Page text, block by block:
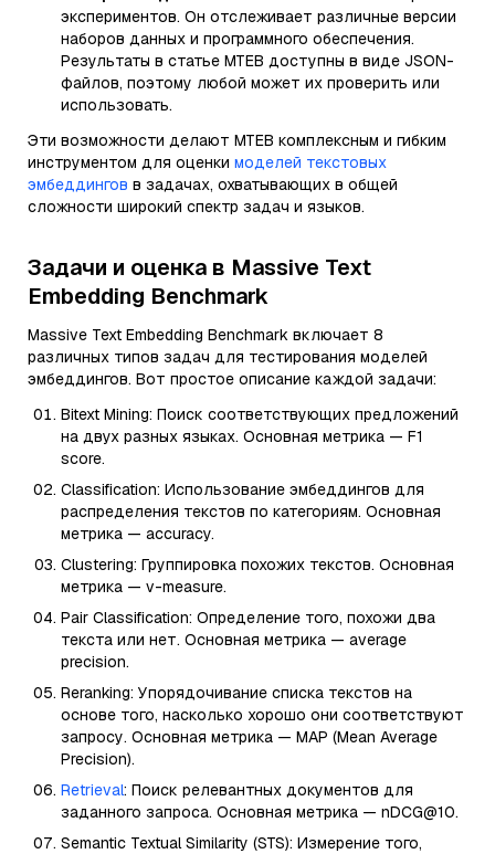
экспериментов. Он отслеживает различные версии
наборов данных и программного обеспечения.
Результаты в статье MTEB доступны в виде JSON-
файлов, поэтому любой может их проверить или
использовать.
Эти возможности делают MTEB комплексным и гибким
инструментом для оценки моделей текстовых
эмбеддингов в задачах, охватывающих в общей
сложности широкий спектр задач и языков.
Задачи и оценка в Massive Text
Embedding Benchmark
Massive Text Embedding Benchmark включает 8
различных типов задач для тестирования моделей
эмбеддингов. Вот простое описание каждой задачи:
Bitext Mining: Поиск соответствующих предложений
на двух разных языках. Основная метрика — F1
score.
Classification: Использование эмбеддингов для
распределения текстов по категориям. Основная
метрика — accuracy.
Clustering: Группировка похожих текстов. Основная
метрика — v-measure.
Pair Classification: Определение того, похожи два
текста или нет. Основная метрика — average
precision.
Reranking: Упорядочивание списка текстов на
основе того, насколько хорошо они соответствуют
запросу. Основная метрика — MAP (Mean Average
Precision).
Retrieval: Поиск релевантных документов для
заданного запроса. Основная метрика — nDCG@10.
Semantic Textual Similarity (STS): Измерение того,